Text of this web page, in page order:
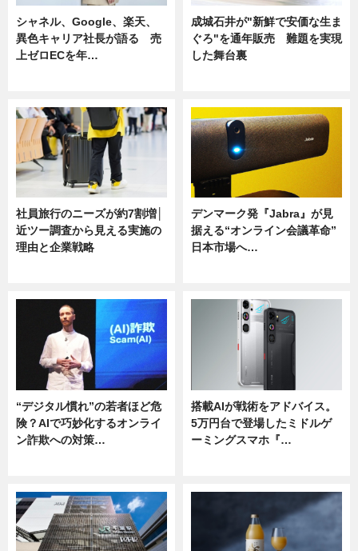
シャネル、Google、楽天、
異色キャリア社長が語る 売
上ゼロECを年…
成城石井が"新鮮で安価な生ま
ぐろ"を通年販売 難題を実現
した舞台裏
社員旅行のニーズが約7割増│
近ツー調査から見える実施の
理由と企業戦略
デンマーク発『Jabra』が見
据える“オンライン会議革命”
日本市場へ…
“デジタル慣れ”の若者ほど危
険？AIで巧妙化するオンライ
ン詐欺への対策…
搭載AIが戦術をアドバイス。
5万円台で登場したミドルゲ
ーミングスマホ『…